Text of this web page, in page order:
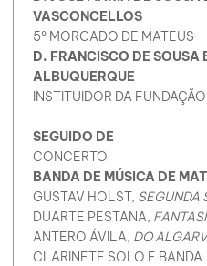
VASCONCELLOS
5º MORGADO DE MATEUS
D. FRANCISCO DE SOUSA
ALBUQUERQUE
INSTITUIDOR DA
SEGUIDO DE
CONCERTO
BANDA DE MÚSICA DE
GUSTAV HOLST, SEGUNDA
DUARTE PESTANA,
ANTERO ÁVILA, DO
CLARINETE SOLO E BANDA